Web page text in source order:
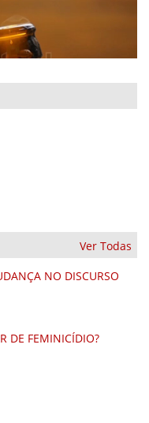
Ver Todas
NO DISCURSO
DE FEMINICÍDIO?